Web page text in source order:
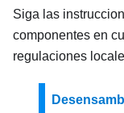
Siga las
componentes en
regulaciones